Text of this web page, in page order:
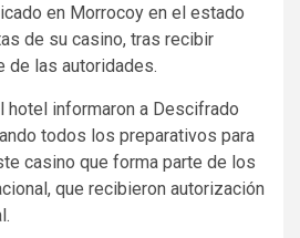
en Morrocoy en el estado
de su casino, tras recibir
de las autoridades.
hotel informaron a Descifrado
todos los preparativos para
casino que forma parte de los
que recibieron autorización